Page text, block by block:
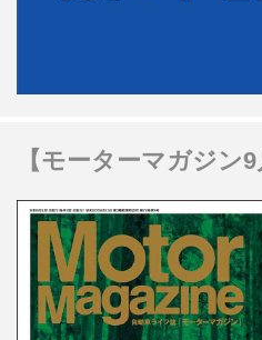
【モーターマガジン